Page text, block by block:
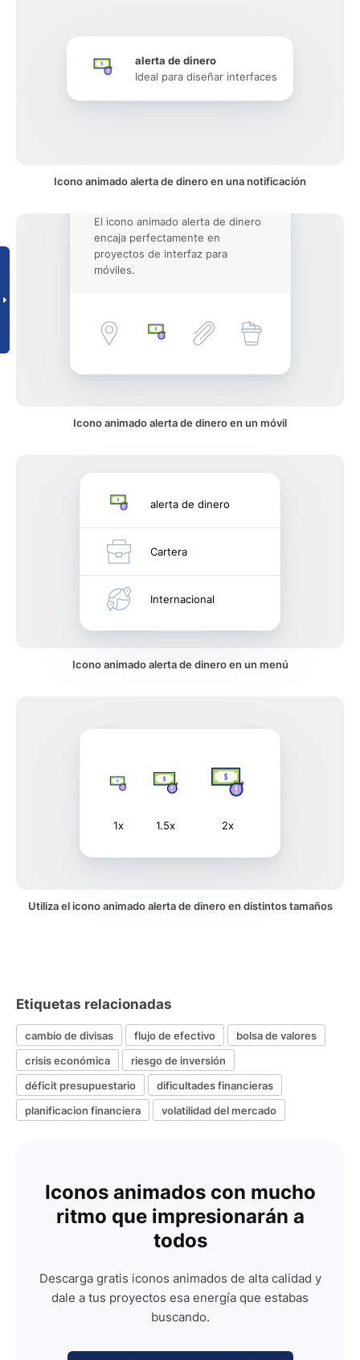
alerta de dinero
Ideal para diseñar interfaces
Icono animado alerta de dinero en una notificación
El icono animado alerta de dinero
encaja perfectamente en
proyectos de interfaz para
móviles.
Icono animado alerta de dinero en un móvil
alerta de dinero
Cartera
Internacional
Icono animado alerta de dinero en un menú
1x 1.5x 2x
Utiliza el icono animado alerta de dinero en distintos tamaños
Etiquetas relacionadas
cambio de divisas flujo de efectivo
bolsa de valores
crisis económica
riesgo de inversión
déficit presupuestario
dificultades financieras
planificacion financiera
volatilidad del mercado
Iconos animados con mucho
ritmo que impresionarán a
todos
Descarga gratis iconos animados de alta calidad y
dale a tus proyectos esa energía que estabas
buscando.